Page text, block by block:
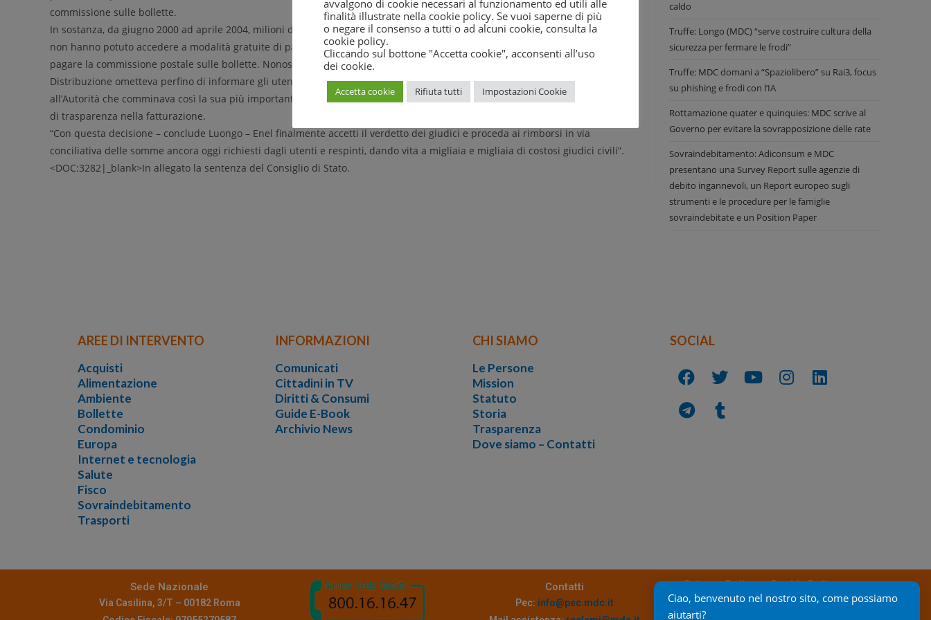
commissione sulle bollette.
In sostanza, da giugno 2000 ad aprile 2004, milioni di utenti delle regioni Campania, Puglia, Basilicata, Calabria e Sardegna
non hanno potuto accedere a modalità gratuite di pagamento previste nelle altre regioni italiane, essendo costretti a
pagare la commissione postale sulle bollette. Nonostante l’apertura degli sportelli presso banche convenzionate, Enel
Distribuzione ometteva perfino di informare gli utenti di tale possibilità fino al marzo 2006. Da qui l’ulteriore ricorso
all’Autorità che comminava così la sua più importante sanzione amministrativa degli ultimi anni in violazione degli obblighi
di trasparenza nella fatturazione.
“Con questa decisione – conclude Luongo – Enel finalmente accetti il verdetto dei giudici e proceda ai rimborsi in via
conciliativa delle somme ancora oggi richiesti dagli utenti e respinti, dando vita a migliaia e migliaia di costosi giudici civili”.
<DOC:3282|_blank>In allegato la sentenza del Consiglio di Stato.
caldo
Truffe: Longo (MDC) “serve costruire cultura della
sicurezza per fermare le frodi”
Truffe: MDC domani a “Spaziolibero” su Rai3, focus
su phishing e frodi con l’IA
Rottamazione quater e quinquies: MDC scrive al
Governo per evitare la sovrapposizione delle rate
Sovraindebitamento: Adiconsum e MDC
presentano una Survey Report sulle agenzie di
debito ingannevoli, un Report europeo sugli
strumenti e le procedure per le famiglie
sovraindebitate e un Position Paper
AREE DI INTERVENTO
Acquisti
Alimentazione
Ambiente
Bollette
Condominio
Europa
Internet e tecnologia
Salute
Fisco
Sovraindebitamento
Trasporti
INFORMAZIONI
Comunicati
Cittadini in TV
Diritti & Consumi
Guide E-Book
Archivio News
CHI SIAMO
Le Persone
Mission
Statuto
Storia
Trasparenza
Dove siamo – Contatti
SOCIAL
Sede Nazionale
Via Casilina, 3/T – 00182 Roma
Contatti
Pec: info@pec.mdc.it
Privacy Policy Cookie Policy
avvalgono di cookie necessari al funzionamento ed utili alle
finalità illustrate nella cookie policy. Se vuoi saperne di più
o negare il consenso a tutti o ad alcuni cookie, consulta la
cookie policy.
Cliccando sul bottone "Accetta cookie", acconsenti all’uso
dei cookie.
Accetta cookie Rifiuta tutti Impostazioni Cookie
Ciao, benvenuto nel nostro sito, come possiamo
aiutarti?